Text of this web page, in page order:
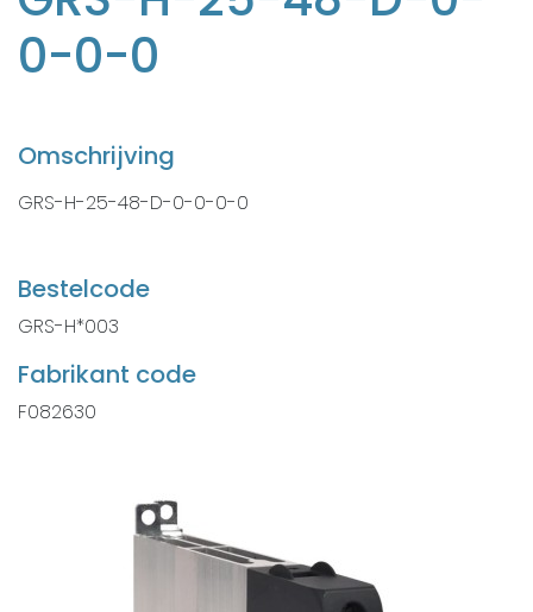
0-0-0
Omschrijving
GRS-H-25-48-D-0-0-0-0
Bestelcode
GRS-H*003
Fabrikant code
F082630